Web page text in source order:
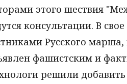
этого шествия
консультации. В
Русского марша,
фашистским и
решили добавить